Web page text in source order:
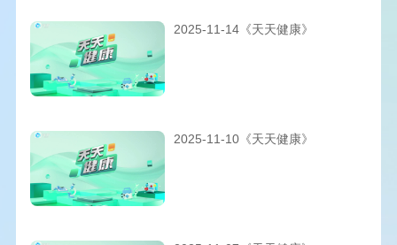
2025-11-14《天天健康》
2025-11-10《天天健康》